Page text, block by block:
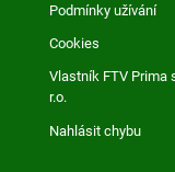
Podmínky užívání
Cookies
Vlastník FTV Prima
r.o.
Nahlásit chybu